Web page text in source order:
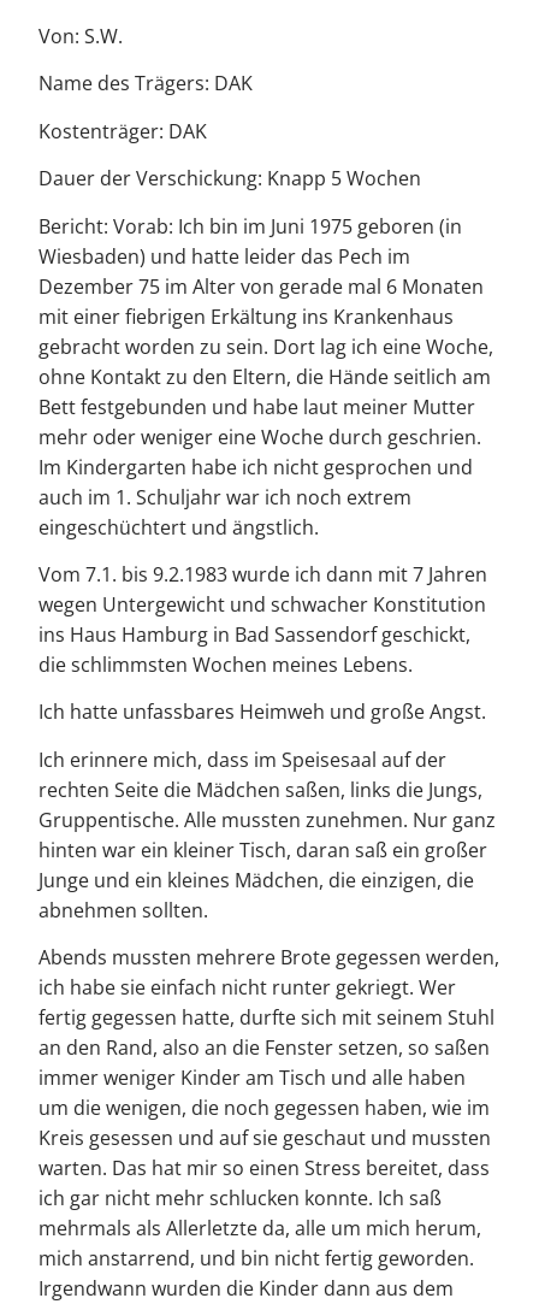
Von: S.W.
Name des Trägers: DAK
Kostenträger: DAK
Dauer der Verschickung: Knapp 5 Wochen
Bericht: Vorab: Ich bin im Juni 1975 geboren (in
Wiesbaden) und hatte leider das Pech im
Dezember 75 im Alter von gerade mal 6 Monaten
mit einer fiebrigen Erkältung ins Krankenhaus
gebracht worden zu sein. Dort lag ich eine Woche,
ohne Kontakt zu den Eltern, die Hände seitlich am
Bett festgebunden und habe laut meiner Mutter
mehr oder weniger eine Woche durch geschrien.
Im Kindergarten habe ich nicht gesprochen und
auch im 1. Schuljahr war ich noch extrem
eingeschüchtert und ängstlich.
Vom 7.1. bis 9.2.1983 wurde ich dann mit 7 Jahren
wegen Untergewicht und schwacher Konstitution
ins Haus Hamburg in Bad Sassendorf geschickt,
die schlimmsten Wochen meines Lebens.
Ich hatte unfassbares Heimweh und große Angst.
Ich erinnere mich, dass im Speisesaal auf der
rechten Seite die Mädchen saßen, links die Jungs,
Gruppentische. Alle mussten zunehmen. Nur ganz
hinten war ein kleiner Tisch, daran saß ein großer
Junge und ein kleines Mädchen, die einzigen, die
abnehmen sollten.
Abends mussten mehrere Brote gegessen werden,
ich habe sie einfach nicht runter gekriegt. Wer
fertig gegessen hatte, durfte sich mit seinem Stuhl
an den Rand, also an die Fenster setzen, so saßen
immer weniger Kinder am Tisch und alle haben
um die wenigen, die noch gegessen haben, wie im
Kreis gesessen und auf sie geschaut und mussten
warten. Das hat mir so einen Stress bereitet, dass
ich gar nicht mehr schlucken konnte. Ich saß
mehrmals als Allerletzte da, alle um mich herum,
mich anstarrend, und bin nicht fertig geworden.
Irgendwann wurden die Kinder dann aus dem